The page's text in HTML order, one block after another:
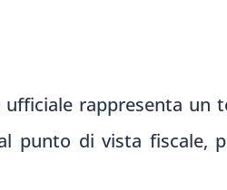
rappresenta
punto di vista fiscale,